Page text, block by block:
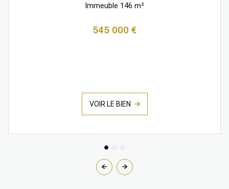
Immeuble 146 m²
545 000 €
VOIR LE BIEN